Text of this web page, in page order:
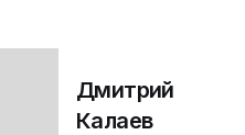
Дмитрий
Калаев